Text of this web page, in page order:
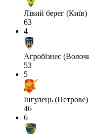
Лівий берег (Київ)
63
4
Агробізнес
53
5
Інгулець (Петрове)
46
6